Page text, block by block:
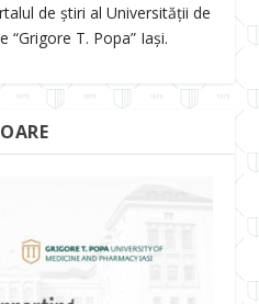
de știri al Universității de
“Grigore T. Popa” Iași.